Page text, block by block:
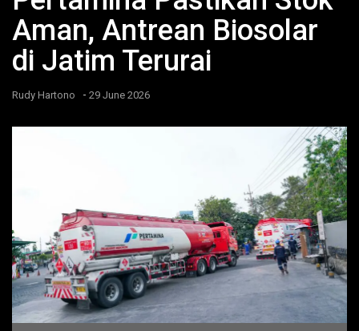
Aman, Antrean Biosolar
di Jatim Terurai
Rudy Hartono - 29 June 2026